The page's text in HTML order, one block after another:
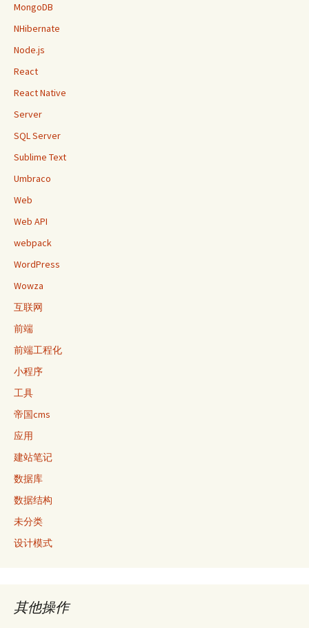
MongoDB
NHibernate
Node.js
React
React Native
Server
SQL Server
Sublime Text
Umbraco
Web
Web API
webpack
WordPress
Wowza
互联网
前端
前端工程化
小程序
工具
帝国cms
应用
建站笔记
数据库
数据结构
未分类
设计模式
其他操作